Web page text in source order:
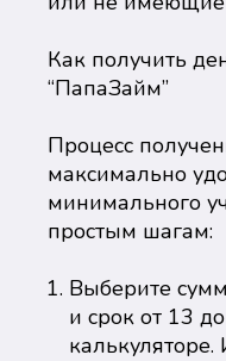
Как получить
“ПапаЗайм”
Процесс
максимально
минимального
простым шагам:
Выберите
и срок от 13